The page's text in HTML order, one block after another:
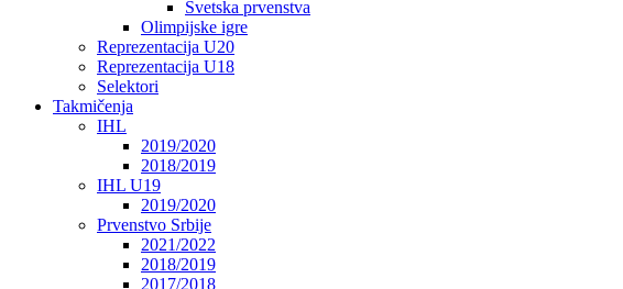
Svetska prvenstva
Olimpijske igre
Reprezentacija U20
Reprezentacija U18
Selektori
Takmičenja
IHL
2019/2020
2018/2019
IHL U19
2019/2020
Prvenstvo Srbije
2021/2022
2018/2019
2017/2018